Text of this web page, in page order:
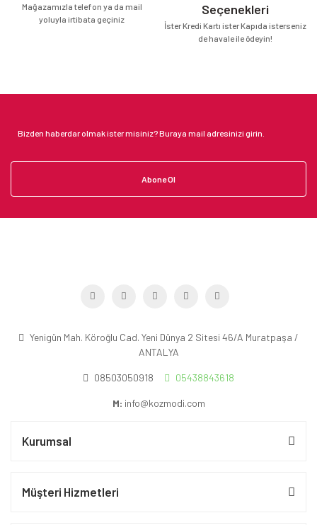
Mağazamızla telefon ya da mail
yoluyla irtibata geçiniz
Seçenekleri
İster Kredi Kartı ister Kapıda isterseniz
de havale ile ödeyin!
Abone Ol
Yenigün Mah. Köroğlu Cad. Yeni Dünya 2 Sitesi 46/A Muratpaşa /
ANTALYA
08503050918 05438843618
M: info@kozmodi.com
Kurumsal
Müşteri Hizmetleri